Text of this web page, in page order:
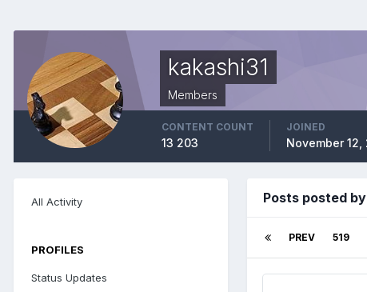
kakashi31
Members
CONTENT COUNT
13 203
JOINED
November 12,
All Activity
PROFILES
Status Updates
Posts posted
PREV 519